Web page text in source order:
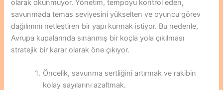
olarak okunmuyor. Yönetim, tempoyu kontrol eden,
savunmada temas seviyesini yükselten ve oyuncu görev
dağılımını netleştiren bir yapı kurmak istiyor. Bu nedenle,
Avrupa kupalarında sınanmış bir koçla yola çıkılması
stratejik bir karar olarak öne çıkıyor.
Öncelik, savunma sertliğini artırmak ve rakibin
kolay sayılarını azaltmak.